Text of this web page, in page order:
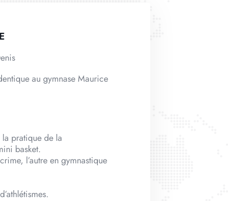
au gymnase Maurice
la pratique de la
basket.
l’autre en gymnastique